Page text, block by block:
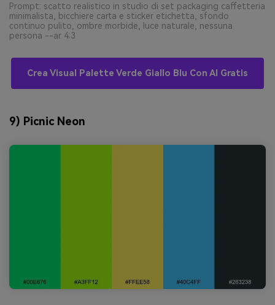
Prompt: scatto realistico in studio di set packaging caffetteria
minimalista, bicchiere carta e sticker etichetta, sfondo
continuo pulito, ombre morbide, luce naturale, nessuna
persona --ar 4:3
Crea Visual Palette Verde Giallo Blu Con AI Gratis
9) Picnic Neon